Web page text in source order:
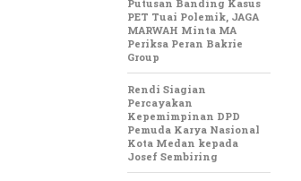
Putusan Banding Kasus
PET Tuai Polemik, JAGA
MARWAH Minta MA
Periksa Peran Bakrie
Group
Rendi Siagian
Percayakan
Kepemimpinan DPD
Pemuda Karya Nasional
Kota Medan kepada
Josef Sembiring